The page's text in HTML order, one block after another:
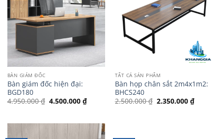
BÀN GIÁM ĐỐC
Bàn giám đốc hiện đại:
BGD180
4.950.000₫ Giá
gốc
4.500.000 ₫Giá
hiện
4.500.000 ₫.
TẤT CẢ SẢN PHẨM
Bàn họp chân sắt 2m4x1m2:
BHCS240
2.500.000₫ Giá
gốc
2.350.000 ₫Giá
hiện